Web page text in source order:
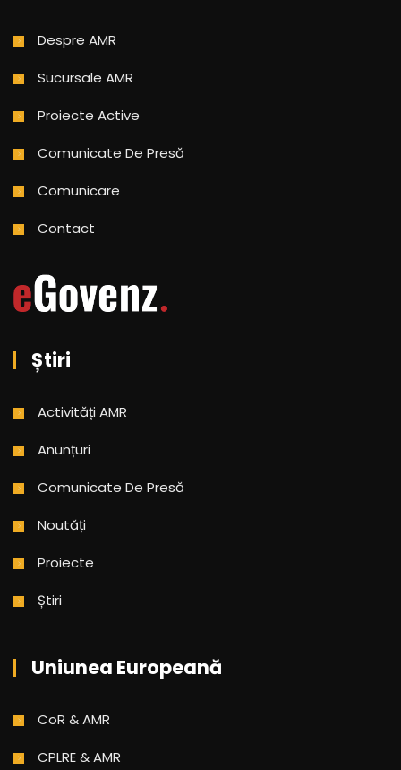
Despre AMR
Sucursale AMR
Proiecte Active
Comunicate De Presă
Comunicare
Contact
Știri
Activități AMR
Anunțuri
Comunicate De Presă
Noutăți
Proiecte
Știri
Uniunea Europeană
CoR & AMR
CPLRE & AMR